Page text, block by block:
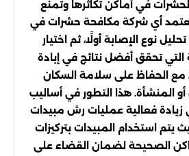
في أماكن تكاثرها وتمنع
أي شركة مكافحة حشرات في
نوع الإصابة أولًا، ثم اختيار
التي تحقق أفضل نتائج في إبادة
مع الحفاظ على سلامة السكان
أو المنشأة. هذا التطور في أساليب
زيادة فعالية عمليات رش مبيدات
يتم استخدام المبيدات بتركيزات
الصحيحة لضمان القضاء على